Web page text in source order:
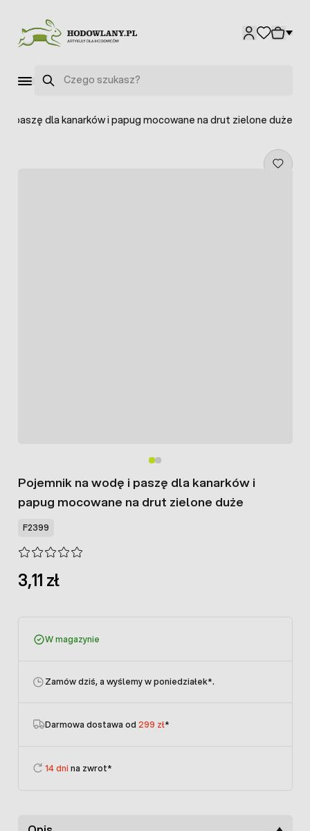
Szukaj
i paszę dla kanarków i papug mocowane na drut zielone duże
Pojemnik na wodę i paszę dla kanarków i
papug mocowane na drut zielone duże
F2399
3,11 zł
W magazynie
Zamów dziś, a wyślemy w poniedziałek*.
Darmowa dostawa od 299 zł*
14 dni na zwrot*